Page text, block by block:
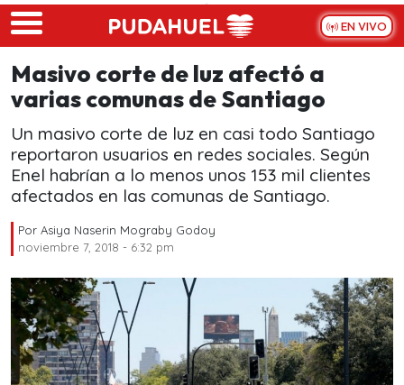
Skip to main content
EN VIVO
Masivo corte de luz afectó a
varias comunas de Santiago
Un masivo corte de luz en casi todo Santiago
reportaron usuarios en redes sociales. Según
Enel habrían a lo menos unos 153 mil clientes
afectados en las comunas de Santiago.
Por Asiya Naserin Mograby Godoy
noviembre 7, 2018 - 6:32 pm